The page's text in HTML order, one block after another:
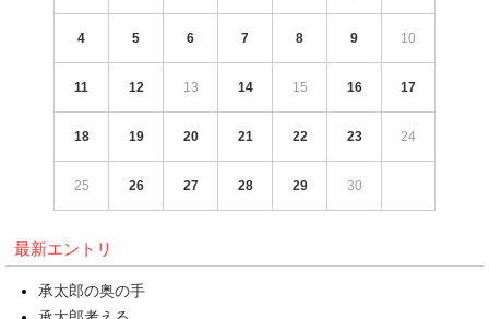
4 5 6 7 8 9 10
11 12 13 14 15 16 17
18 19 20 21 22 23 24
25 26 27 28 29 30
最新エントリ
承太郎の奥の手